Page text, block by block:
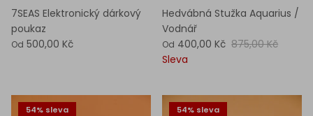
7SEAS Elektronický dárkový
poukaz
Od 500,00 Kč
Hedvábná Stužka Aquarius /
Vodnář
Od 400,00 Kč 875,00 Kč
Sleva
54% sleva 54% sleva